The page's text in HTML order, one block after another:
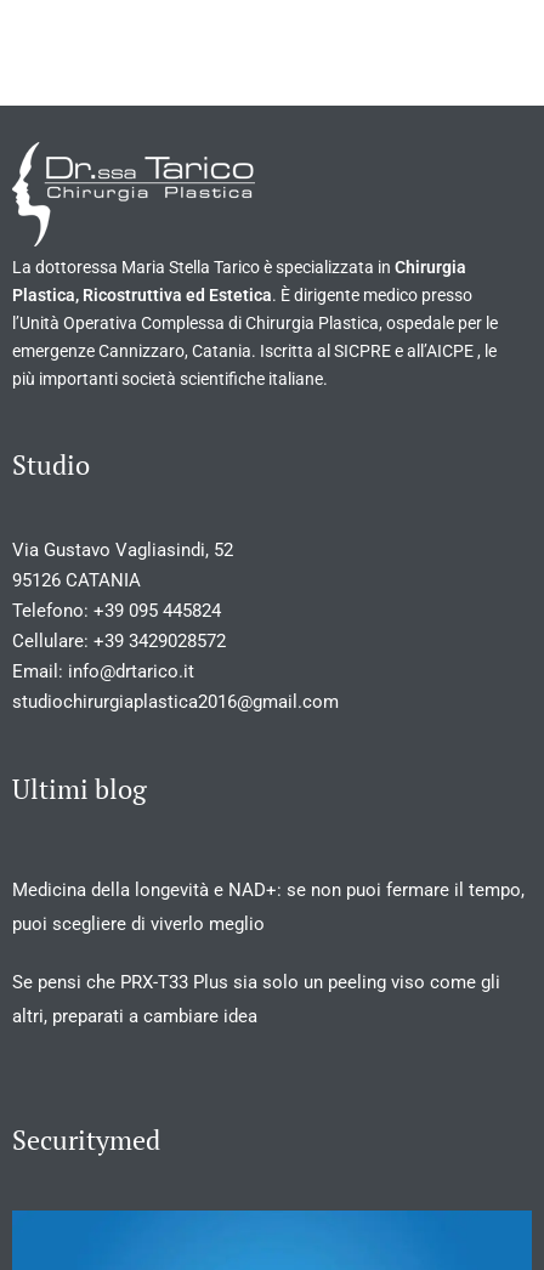
La dottoressa Maria Stella Tarico è specializzata in Chirurgia
Plastica, Ricostruttiva ed Estetica. È dirigente medico presso
l’Unità Operativa Complessa di Chirurgia Plastica, ospedale per le
emergenze Cannizzaro, Catania. Iscritta al SICPRE e all’AICPE , le
più importanti società scientifiche italiane.
Studio
Via Gustavo Vagliasindi, 52
95126 CATANIA
Telefono: +39 095 445824
Cellulare: +39 3429028572
Email: info@drtarico.it
studiochirurgiaplastica2016@gmail.com
Ultimi blog
Medicina della longevità e NAD+: se non puoi fermare il tempo,
puoi scegliere di viverlo meglio
Se pensi che PRX-T33 Plus sia solo un peeling viso come gli
altri, preparati a cambiare idea
Securitymed